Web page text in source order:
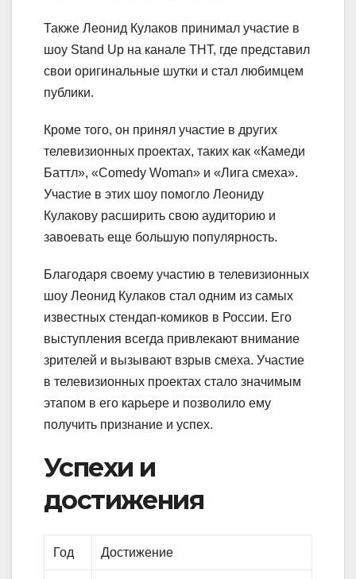
Также Леонид Кулаков принимал участие в
шоу Stand Up на канале ТНТ, где представил
свои оригинальные шутки и стал любимцем
публики.
Кроме того, он принял участие в других
телевизионных проектах, таких как «Камеди
Баттл», «Comedy Woman» и «Лига смеха».
Участие в этих шоу помогло Леониду
Кулакову расширить свою аудиторию и
завоевать еще большую популярность.
Благодаря своему участию в телевизионных
шоу Леонид Кулаков стал одним из самых
известных стендап-комиков в России. Его
выступления всегда привлекают внимание
зрителей и вызывают взрыв смеха. Участие
в телевизионных проектах стало значимым
этапом в его карьере и позволило ему
получить признание и успех.
Успехи и
достижения
Год Достижение